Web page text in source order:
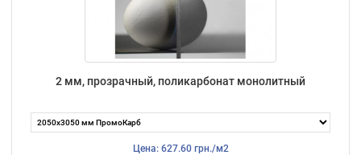
2 мм, прозрачный, поликарбонат монолитный
Цена: 627.60 грн./м2